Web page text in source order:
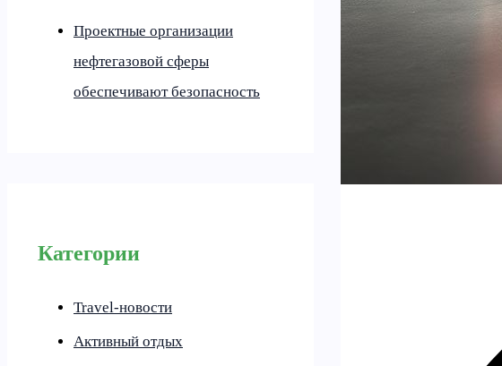
Проектные организации
нефтегазовой сферы
обеспечивают безопасность
Категории
Travel-новости
Активный отдых